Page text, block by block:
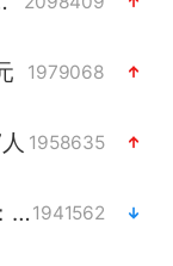
1979068
1958635
泰高官回应中国人在泰遭歧视：全面调查1941562